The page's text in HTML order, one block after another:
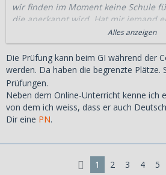
wir finden im Moment keine Schule
die anerkannt wird. Hat mir jemand
Da alle Schulen geschlossen sind
Unterricht machen aber die Prüfung
irgendwo vor Ort abgenommen
Wäre toll wenn wir einen Kontakt
Alles anzeigen
Die Prüfung kann beim GI während der
werden. Da haben die begrenzte Plätze.
Prüfungen.
Neben dem Online-Unterricht kenne ich
von dem ich weiss, dass er auch
Dir eine PN.
1 2 3 4 5